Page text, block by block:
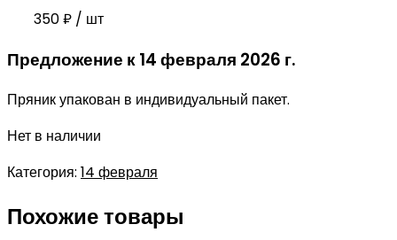
350₽ / шт
Предложение к 14 февраля 2026 г.
Пряник упакован в индивидуальный пакет.
Нет в наличии
Категория: 14 февраля
Похожие товары